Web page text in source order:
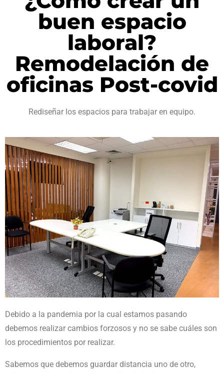
buen espacio
laboral?
Remodelación de
oficinas Post-covid
Rediseñar los espacios para trabajar en equipo.
Debido a la pandemia por la cual estamos pasando
debemos realizar cambios forzosos y no se sabe cuáles son
los procedimientos por realizar.
Sabemos que debemos guardar distancia uno de otro,